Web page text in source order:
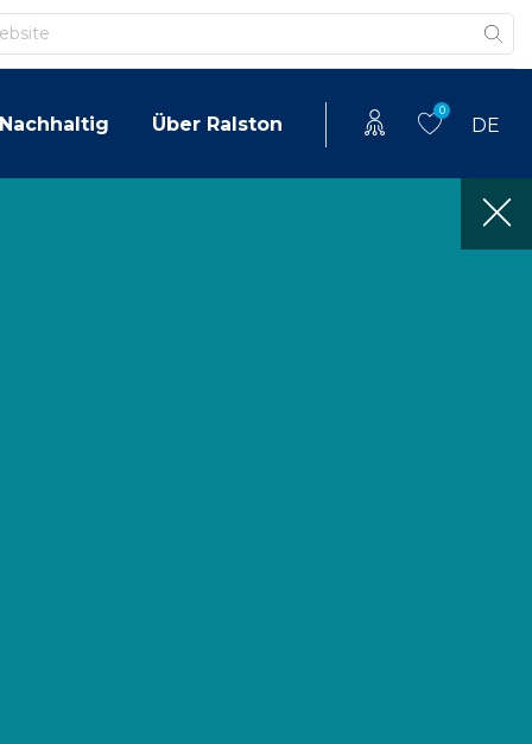
Nachhaltig Über Ralston
0
DE